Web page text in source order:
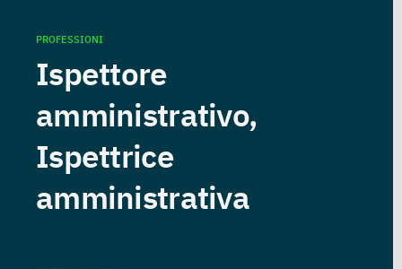
PROFESSIONI
Ispettore
amministrativo,
Ispettrice
amministrativa